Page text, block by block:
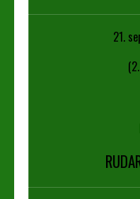
21.